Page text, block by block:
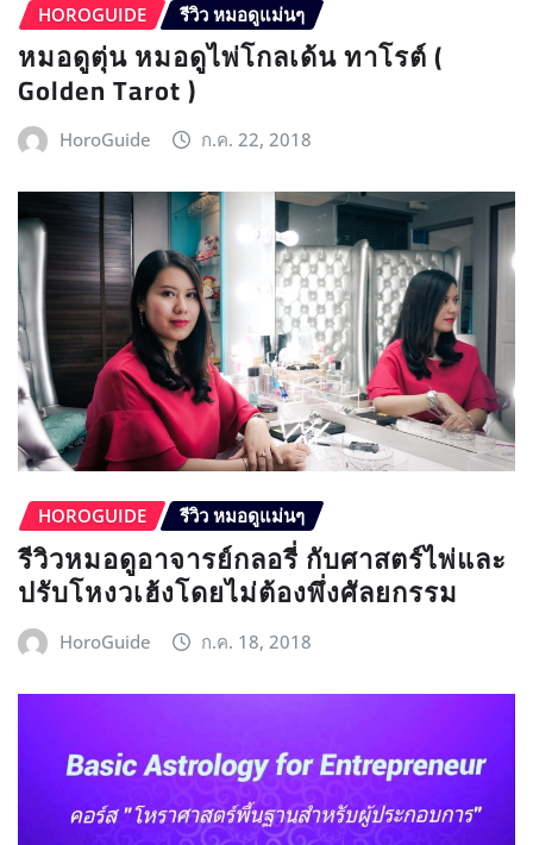
HOROGUIDE รีวิว หมอดูแม่นๆ
หมอดูตุ่น หมอดูไพ่โกลเด้น ทาโรต์ (
Golden Tarot )
HoroGuide ก.ค. 22, 2018
HOROGUIDE รีวิว หมอดูแม่นๆ
รีวิวหมอดูอาจารย์กลอรี่ กับศาสตร์ไพ่และ
ปรับโหงวเฮ้งโดยไม่ต้องพึ่งศัลยกรรม
HoroGuide ก.ค. 18, 2018